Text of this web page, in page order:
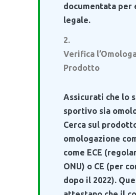
documentata per
legale.
Verifica
Prodotto
Assicurati che lo
sportivo sia
Cerca sul
omologazione
come ECE
ONU) o CE (per
dopo il 2022).